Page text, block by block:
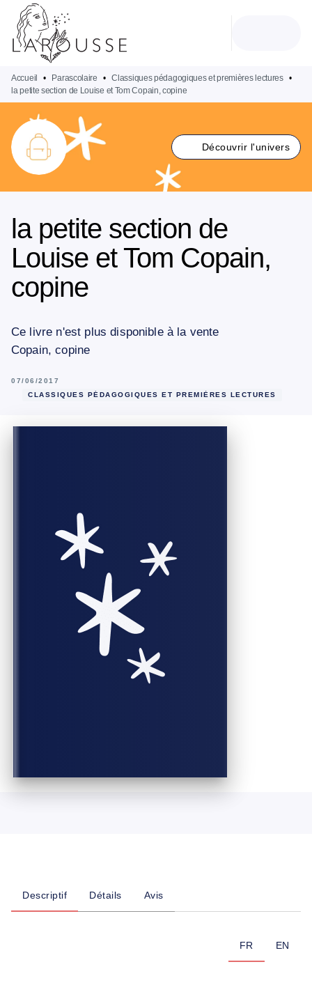
MENU
PIED DE PAGE
Accueil • Parascolaire • Classiques pédagogiques et premières lectures •
la petite section de Louise et Tom Copain, copine
Découvrir l'univers
la petite section de
Louise et Tom Copain,
copine
Ce livre n'est plus disponible à la vente
Copain, copine
07/06/2017
CLASSIQUES PÉDAGOGIQUES ET PREMIÈRES LECTURES
Descriptif Détails Avis
FR EN